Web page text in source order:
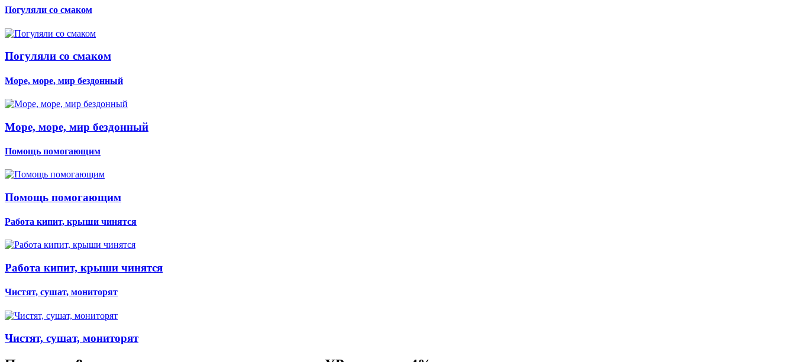
Погуляли со смаком
Погуляли со смаком
Море, море, мир бездонный
Море, море, мир бездонный
Помощь помогающим
Помощь помогающим
Работа кипит, крыши чинятся
Работа кипит, крыши чинятся
Чистят, сушат, мониторят
Чистят, сушат, мониторят